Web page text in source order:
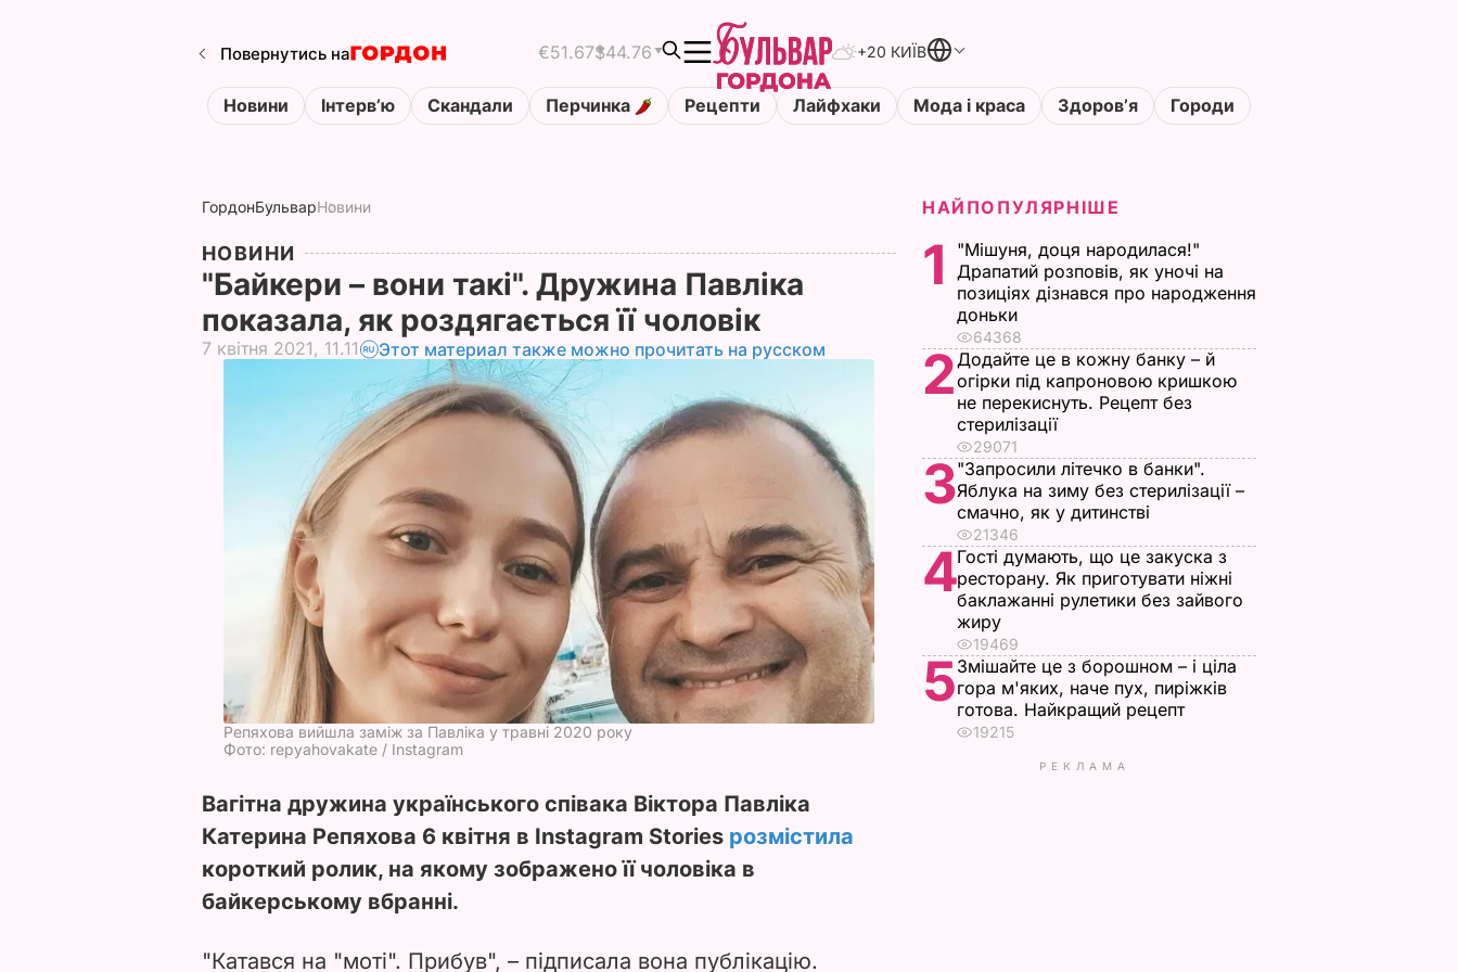
Повернутись на €51.67$44.76 +20 КИЇВ
Новини Інтервʼю Скандали Перчинка Рецепти Лайфхаки Мода і краса Здоровʼя Городи
ГордонБульварНовини
НОВИНИ
"Байкери – вони такі". Дружина Павліка
показала, як роздягається її чоловік
7 квітня 2021, 11.11 Этот материал также можно прочитать на русском
Репяхова вийшла заміж за Павліка у травні 2020 року
Фото: repyahovakate / Instagram
Вагітна дружина українського співака Віктора Павліка
Катерина Репяхова 6 квітня в Instagram Stories розмістила
короткий ролик, на якому зображено її чоловіка в
байкерському вбранні.
"Катався на "моті". Прибув", – підписала вона публікацію.
НАЙПОПУЛЯРНІШЕ
1
"Мішуня, доця народилася!"
Драпатий розповів, як уночі на
позиціях дізнався про народження
доньки
64368
2Додайте це в кожну банку – й
огірки під капроновою кришкою
не перекиснуть. Рецепт без
стерилізації
29071
3"Запросили літечко в банки".
Яблука на зиму без стерилізації –
смачно, як у дитинстві
21346
4Гості думають, що це закуска з
ресторану. Як приготувати ніжні
баклажанні рулетики без зайвого
жиру
19469
5Змішайте це з борошном – і ціла
гора м'яких, наче пух, пиріжків
готова. Найкращий рецепт
19215
РЕКЛАМА